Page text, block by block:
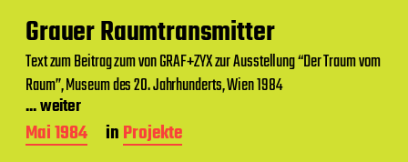
t
r
a
g
s
d
a
t
Grauer Raumtransmitter
Text zum Beitrag zum von GRAF+ZYX zur Ausstellung “Der Traum vom
Raum”, Museum des 20. Jahrhunderts, Wien 1984
... weiter
B
e
Mai 1984 inProjekte